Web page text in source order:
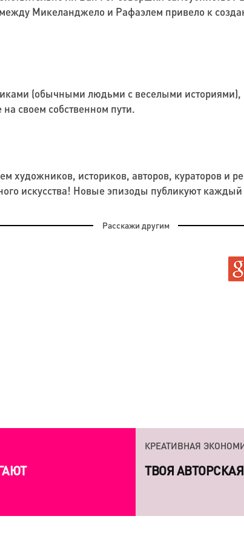
Микеланджело и Рафаэлем привело к
(обычными людьми с веселыми историями),
на своем собственном пути.
художников, историков, авторов, кураторов и
искусства! Новые эпизоды публикуют каждый
Расскажи другим
КРЕАТИВНАЯ
ТВОЯ АВТОРСКАЯ